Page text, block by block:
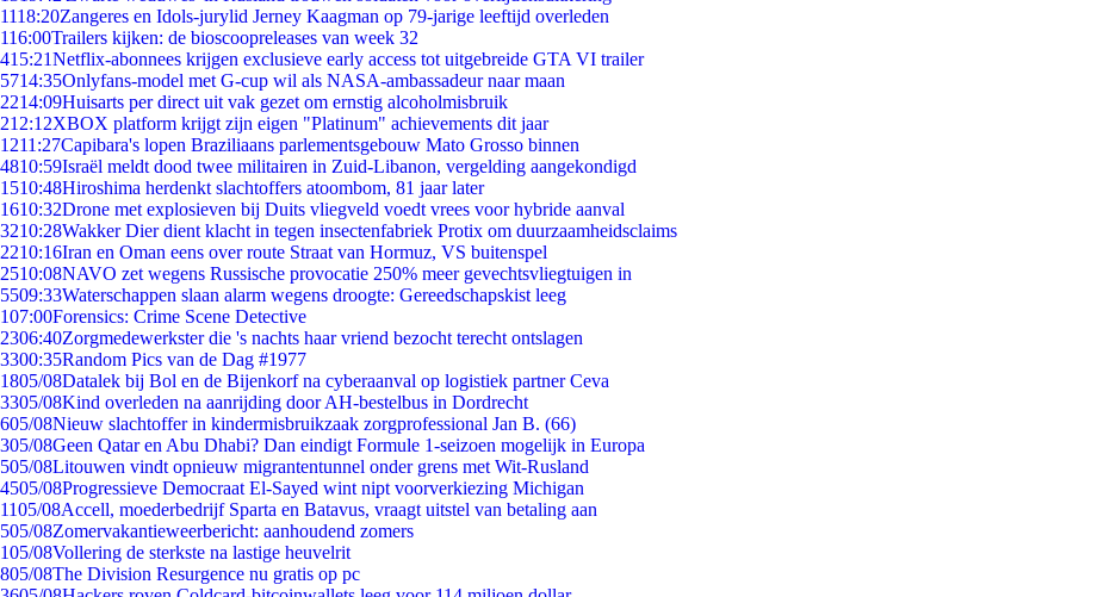
1118:20Zangeres en Idols-jurylid Jerney Kaagman op 79-jarige leeftijd overleden
116:00Trailers kijken: de bioscoopreleases van week 32
415:21Netflix-abonnees krijgen exclusieve early access tot uitgebreide GTA VI trailer
5714:35Onlyfans-model met G-cup wil als NASA-ambassadeur naar maan
2214:09Huisarts per direct uit vak gezet om ernstig alcoholmisbruik
212:12XBOX platform krijgt zijn eigen "Platinum" achievements dit jaar
1211:27Capibara's lopen Braziliaans parlementsgebouw Mato Grosso binnen
4810:59Israël meldt dood twee militairen in Zuid-Libanon, vergelding aangekondigd
1510:48Hiroshima herdenkt slachtoffers atoombom, 81 jaar later
1610:32Drone met explosieven bij Duits vliegveld voedt vrees voor hybride aanval
3210:28Wakker Dier dient klacht in tegen insectenfabriek Protix om duurzaamheidsclaims
2210:16Iran en Oman eens over route Straat van Hormuz, VS buitenspel
2510:08NAVO zet wegens Russische provocatie 250% meer gevechtsvliegtuigen in
5509:33Waterschappen slaan alarm wegens droogte: Gereedschapskist leeg
107:00Forensics: Crime Scene Detective
2306:40Zorgmedewerkster die 's nachts haar vriend bezocht terecht ontslagen
3300:35Random Pics van de Dag #1977
1805/08Datalek bij Bol en de Bijenkorf na cyberaanval op logistiek partner Ceva
3305/08Kind overleden na aanrijding door AH-bestelbus in Dordrecht
605/08Nieuw slachtoffer in kindermisbruikzaak zorgprofessional Jan B. (66)
305/08Geen Qatar en Abu Dhabi? Dan eindigt Formule 1-seizoen mogelijk in Europa
505/08Litouwen vindt opnieuw migrantentunnel onder grens met Wit-Rusland
4505/08Progressieve Democraat El-Sayed wint nipt voorverkiezing Michigan
1105/08Accell, moederbedrijf Sparta en Batavus, vraagt uitstel van betaling aan
505/08Zomervakantieweerbericht: aanhoudend zomers
105/08Vollering de sterkste na lastige heuvelrit
805/08The Division Resurgence nu gratis op pc